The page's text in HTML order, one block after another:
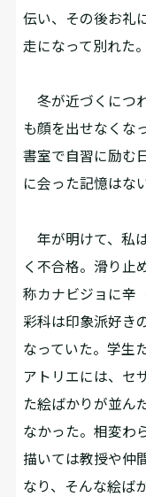
伝い、その後お礼
走になって別れた。
冬が近づくにつ
も顔を出せなくな
書室で自習に励む
に会った記憶はない
年が明けて、私
く不合格。滑り止
称カナビジョに辛
彩科は印象派好き
なっていた。学生
アトリエには、セ
た絵ばかりが並ん
なかった。相変わ
描いては教授や仲
なり、そんな絵ば